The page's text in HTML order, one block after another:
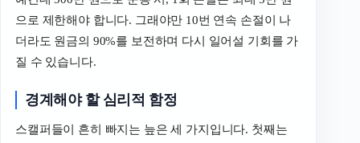
으로 제한해야 합니다. 그래야만 10번 연속 손절이 나
더라도 원금의 90%를 보전하며 다시 일어설 기회를 가
질 수 있습니다.
경계해야 할 심리적 함정
스캘퍼들이 흔히 빠지는 늪은 세 가지입니다. 첫째는